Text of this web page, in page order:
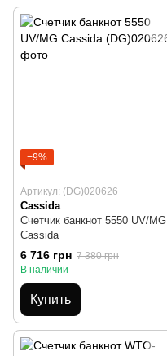
−9%
Артикул: (DG)020626
Cassida
Счетчик банкнот 5550 UV/MG
Cassida
6 716 грн 7 380 грн
В наличии
Купить